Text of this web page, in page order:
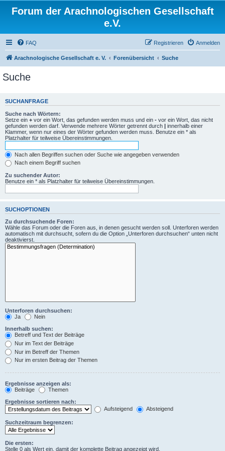
Forum der Arachnologischen Gesellschaft
e.V.
FAQ Anmelden
Registrieren
Arachnologische Gesellschaft e. V. Forenübersicht Suche
Suche
SUCHANFRAGE
Suche nach Wörtern:
Setze ein + vor ein Wort, das gefunden werden muss und ein - vor ein Wort, das nicht
gefunden werden darf. Verwende mehrere Wörter getrennt durch | innerhalb einer
Klammer, wenn nur eines der Wörter gefunden werden muss. Benutze ein * als
Platzhalter für teilweise Übereinstimmungen.
Nach allen Begriffen suchen oder Suche wie angegeben verwenden
Nach einem Begriff suchen
Zu suchender Autor:
Benutze ein * als Platzhalter für teilweise Übereinstimmungen.
SUCHOPTIONEN
Zu durchsuchende Foren:
Wähle das Forum oder die Foren aus, in denen gesucht werden soll. Unterforen werden
automatisch mit durchsucht, sofern du die Option „Unterforen durchsuchen“ unten nicht
deaktivierst.
Unterforen durchsuchen:
Ja
Nein
Innerhalb suchen:
Betreff und Text der Beiträge
Nur im Text der Beiträge
Nur im Betreff der Themen
Nur im ersten Beitrag der Themen
Ergebnisse anzeigen als:
Beiträge
Themen
Ergebnisse sortieren nach:
Aufsteigend
Absteigend
Suchzeitraum begrenzen:
Die ersten:
Stelle 0 als Wert ein, damit der komplette Beitrag angezeigt wird.